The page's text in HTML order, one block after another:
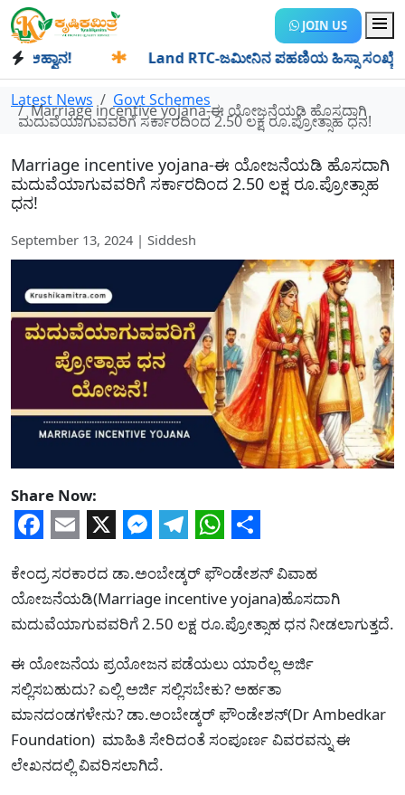
JOIN US
Land RTC-ಜಮೀನಿನ ಪಹಣಿಯ ಹಿಸ್ಸಾ ಸಂಖ್ಯೆ
Latest News Govt Schemes
Marriage incentive yojana-ಈ ಯೋಜನೆಯಡಿ ಹೊಸದಾಗಿ
ಮದುವೆಯಾಗುವವರಿಗೆ ಸರ್ಕಾರದಿಂದ 2.50 ಲಕ್ಷ ರೂ.ಪ್ರೋತ್ಸಾಹ ಧನ!
Marriage incentive yojana-ಈ ಯೋಜನೆಯಡಿ ಹೊಸದಾಗಿ
ಮದುವೆಯಾಗುವವರಿಗೆ ಸರ್ಕಾರದಿಂದ 2.50 ಲಕ್ಷ ರೂ.ಪ್ರೋತ್ಸಾಹ
ಧನ!
September 13, 2024 | Siddesh
Share Now:
Facebook
Email
X Messenger
Telegram
WhatsApp
Share
ಕೇಂದ್ರ ಸರಕಾರದ ಡಾ.ಅಂಬೇಡ್ಕರ್ ಫೌಂಡೇಶನ್ ವಿವಾಹ
ಯೋಜನೆಯಡಿ(Marriage incentive yojana)ಹೊಸದಾಗಿ
ಮದುವೆಯಾಗುವವರಿಗೆ 2.50 ಲಕ್ಷ ರೂ.ಪ್ರೋತ್ಸಾಹ ಧನ ನೀಡಲಾಗುತ್ತದೆ.
ಈ ಯೋಜನೆಯ ಪ್ರಯೋಜನ ಪಡೆಯಲು ಯಾರೆಲ್ಲ ಅರ್ಜಿ
ಸಲ್ಲಿಸಬಹುದು? ಎಲ್ಲಿ ಅರ್ಜಿ ಸಲ್ಲಿಸಬೇಕು? ಅರ್ಹತಾ
ಮಾನದಂಡಗಳೇನು? ಡಾ.ಅಂಬೇಡ್ಕರ್ ಫೌಂಡೇಶನ್(Dr Ambedkar
Foundation) ಮಾಹಿತಿ ಸೇರಿದಂತೆ ಸಂಪೂರ್ಣ ವಿವರವನ್ನು ಈ
ಲೇಖನದಲ್ಲಿ ವಿವರಿಸಲಾಗಿದೆ.